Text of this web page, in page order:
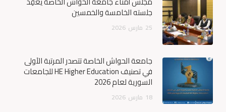
جلسته الخامسة والخمسين
25 مارس 2026
جامعة الحواش الخاصة تتصدر المرتبة الأولى
في تصنيف HE Higher Education للجامعات
السورية لعام 2026
18 مارس 2026